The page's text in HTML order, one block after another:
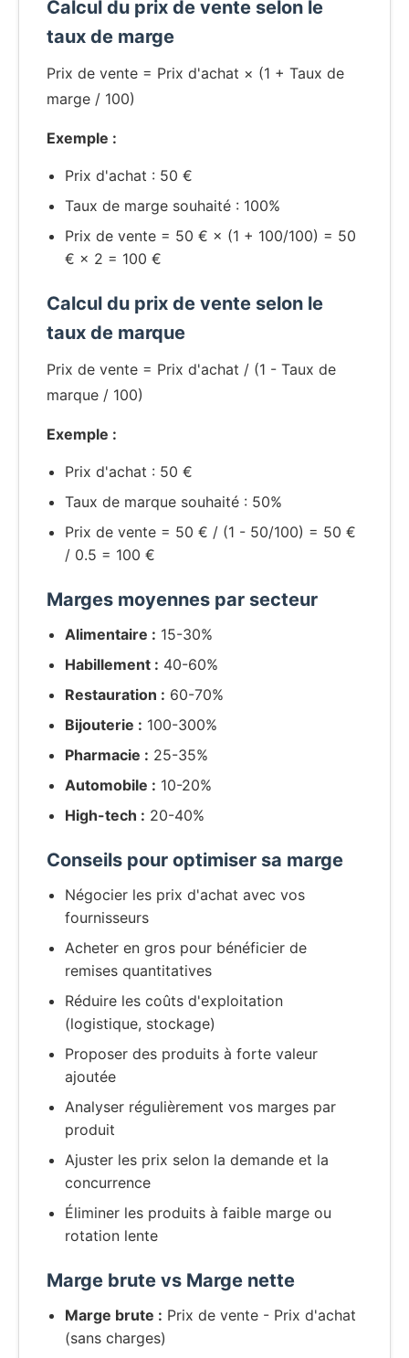
Calcul du prix de vente selon le
taux de marge
Prix de vente = Prix d'achat × (1 + Taux de
marge / 100)
Exemple :
Prix d'achat : 50 €
Taux de marge souhaité : 100%
Prix de vente = 50 € × (1 + 100/100) = 50
€ × 2 = 100 €
Calcul du prix de vente selon le
taux de marque
Prix de vente = Prix d'achat / (1 - Taux de
marque / 100)
Exemple :
Prix d'achat : 50 €
Taux de marque souhaité : 50%
Prix de vente = 50 € / (1 - 50/100) = 50 €
/ 0.5 = 100 €
Marges moyennes par secteur
Alimentaire : 15-30%
Habillement : 40-60%
Restauration : 60-70%
Bijouterie : 100-300%
Pharmacie : 25-35%
Automobile : 10-20%
High-tech : 20-40%
Conseils pour optimiser sa marge
Négocier les prix d'achat avec vos
fournisseurs
Acheter en gros pour bénéficier de
remises quantitatives
Réduire les coûts d'exploitation
(logistique, stockage)
Proposer des produits à forte valeur
ajoutée
Analyser régulièrement vos marges par
produit
Ajuster les prix selon la demande et la
concurrence
Éliminer les produits à faible marge ou
rotation lente
Marge brute vs Marge nette
Marge brute : Prix de vente - Prix d'achat
(sans charges)